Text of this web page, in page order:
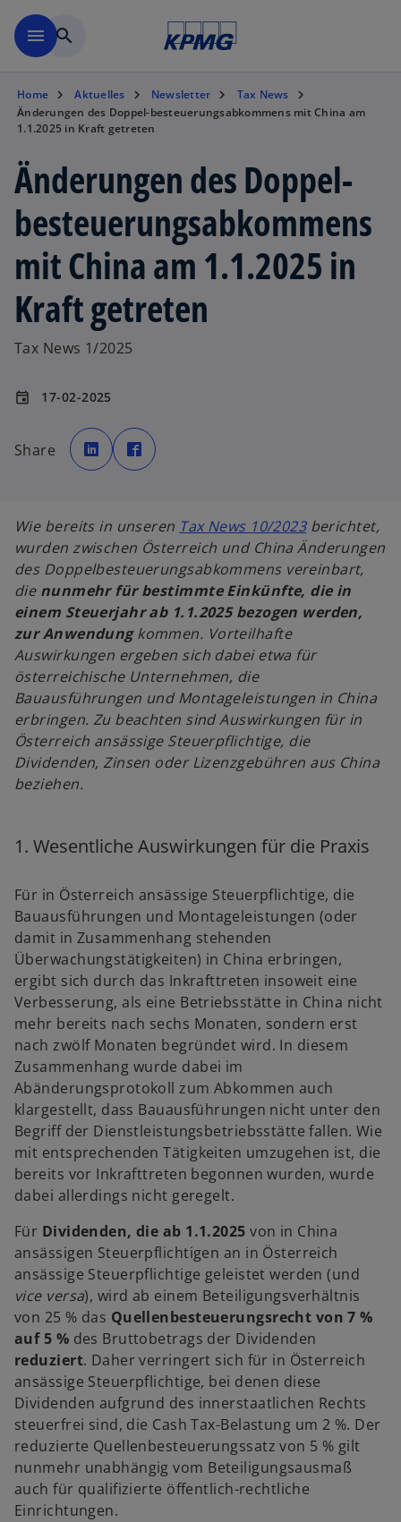
menu search
Home Aktuelles Newsletter
Tax News
Änderungen des Doppel-besteuerungsabkommens mit China am
1.1.2025 in Kraft getreten
Änderungen des Doppel-
besteuerungsabkommens
mit China am 1.1.2025 in
Kraft getreten
Tax News 1/2025
event 17-02-2025
Share
w
i
r
d
e
r
n
u
n
R
e
g
i
t
e
r
a
r
t
g
e
ö
i
r
e
n
u
n
R
e
i
s
t
r
a
t
g
ö
Wie bereits in unseren Tax News 10/2023w
i
r
d
i
e
n
e
r
n
n
e
g
s
t
e
r
k
r
t
e
g
e
f
n
e
t
berichtet,
wurden zwischen Österreich und China Änderungen
des Doppelbesteuerungsabkommens vereinbart,
die nunmehr für bestimmte Einkünfte, die in
einem Steuerjahr ab 1.1.2025 bezogen werden,
zur Anwendungkommen. Vorteilhafte
Auswirkungen ergeben sich dabei etwa für
österreichische Unternehmen, die
Bauausführungen und Montageleistungen in China
erbringen. Zu beachten sind Auswirkungen für in
Österreich ansässige Steuerpflichtige, die
Dividenden, Zinsen oder Lizenzgebühren aus China
beziehen.
1. Wesentliche Auswirkungen für die Praxis
Für in Österreich ansässige Steuerpflichtige, die
Bauausführungen und Montageleistungen (oder
damit in Zusammenhang stehenden
Überwachungstätigkeiten) in China erbringen,
ergibt sich durch das Inkrafttreten insoweit eine
Verbesserung, als eine Betriebsstätte in China nicht
mehr bereits nach sechs Monaten, sondern erst
nach zwölf Monaten begründet wird. In diesem
Zusammenhang wurde dabei im
Abänderungsprotokoll zum Abkommen auch
klargestellt, dass Bauausführungen nicht unter den
Begriff der Dienstleistungsbetriebsstätte fallen. Wie
mit entsprechenden Tätigkeiten umzugehen ist, die
bereits vor Inkrafttreten begonnen wurden, wurde
dabei allerdings nicht geregelt.
Für Dividenden, die ab 1.1.2025 von in China
ansässigen Steuerpflichtigen an in Österreich
ansässige Steuerpflichtige geleistet werden (und
vice versa), wird ab einem Beteiligungsverhältnis
von 25 % das Quellenbesteuerungsrecht von 7 %
auf 5 % des Bruttobetrags der Dividenden
reduziert. Daher verringert sich für in Österreich
ansässige Steuerpflichtige, bei denen diese
Dividenden aufgrund des innerstaatlichen Rechts
steuerfrei sind, die Cash Tax-Belastung um 2 %. Der
reduzierte Quellenbesteuerungssatz von 5 % gilt
nunmehr unabhängig vom Beteiligungsausmaß
auch für qualifizierte öffentlich-rechtliche
Einrichtungen.